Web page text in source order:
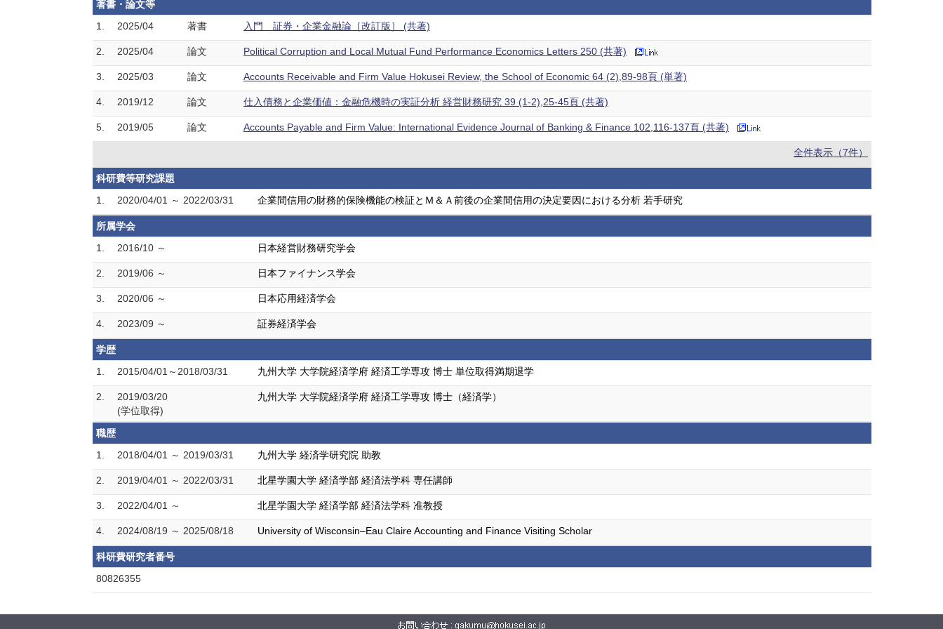
著書・論文等
1.
2025/04 著書 入門 証券・企業金融論［改訂版］ (共著)
2. 2025/04 論文 Political Corruption and Local Mutual Fund Performance Economics Letters 250 (共著)
3. 2025/03 論文 Accounts Receivable and Firm Value Hokusei Review, the School of Economic 64 (2),89-98頁 (単著)
4. 2019/12 論文 仕入債務と企業価値：金融危機時の実証分析 経営財務研究 39 (1-2),25-45頁 (共著)
5. 2019/05 論文 Accounts Payable and Firm Value: International Evidence Journal of Banking & Finance 102,116-137頁 (共著)
全件表示（7件）
科研費等研究課題
1.
2020/04/01 ～ 2022/03/31 企業間信用の財務的保険機能の検証とＭ＆Ａ前後の企業間信用の決定要因における分析 若手研究
所属学会
1.
2016/10 ～ 日本経営財務研究学会
2. 2019/06 ～ 日本ファイナンス学会
3. 2020/06 ～ 日本応用経済学会
4. 2023/09 ～ 証券経済学会
学歴
1.
2015/04/01～2018/03/31 九州大学 大学院経済学府 経済工学専攻 博士 単位取得満期退学
2.
2019/03/20
(学位取得)
九州大学 大学院経済学府 経済工学専攻 博士（経済学）
職歴
1.
2018/04/01 ～ 2019/03/31 九州大学 経済学研究院 助教
2. 2019/04/01 ～ 2022/03/31 北星学園大学 経済学部 経済法学科 専任講師
3. 2022/04/01 ～ 北星学園大学 経済学部 経済法学科 准教授
4. 2024/08/19 ～ 2025/08/18 University of Wisconsin–Eau Claire Accounting and Finance Visiting Scholar
科研費研究者番号
80826355